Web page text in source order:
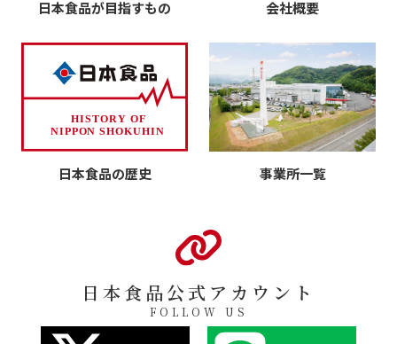
日本食品が目指すもの 会社概要
日本食品の歴史 事業所一覧
日本食品公式アカウント
FOLLOW US